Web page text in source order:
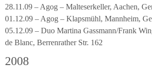
28.11.09 – Agog – Malteserkeller, Aachen,
01.12.09 – Agog – Klapsmühl, Mannheim,
05.12.09 – Duo Martina Gassmann/Frank
de Blanc, Berrenrather Str. 162
2008